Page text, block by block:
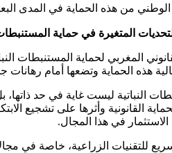
الوطني من هذه الحماية في المدى
المتغيرة في حماية المستنبطات
المغربي لحماية
هذه الحماية وتضعها أمام رهانات
النباتية ليست غاية في حد
القانونية وأثرها على تشجيع
في هذا المجال.
للتقنيات الزراعية، خاصة في